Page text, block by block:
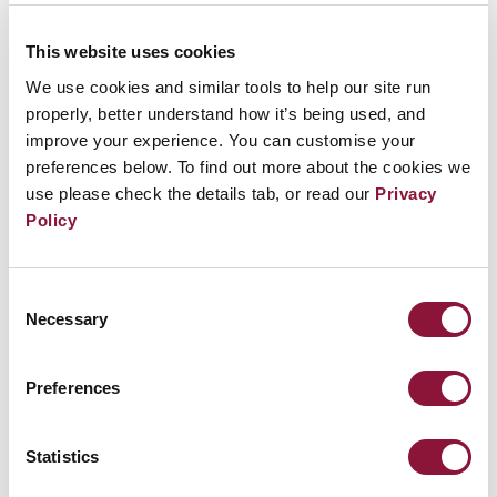
This website uses cookies
We use cookies and similar tools to help our site run
properly, better understand how it’s being used, and
improve your experience. You can customise your
preferences below. To find out more about the cookies we
use please check the details tab, or read our Privacy
Policy
Selection
Necessary
Preferences
Statistics
Kerangka Kerja untuk Penghapusan
Traktat ini menetapkan kerangka hukum
bagi penghapusan program-program senjata
nuklir dan fasilitas terkait yang dapat
bergabung dengan traktat ini harus segera
nuklirnya dan menghancurkan senjata-
yang telah dinegosiasikan dan dalam batas